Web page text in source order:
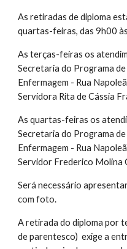
As retiradas de diploma
quartas-feiras, das 9h00
As terças-feiras os
Secretaria do Programa
Enfermagem - Rua
Servidora Rita de Cássia
As quartas-feiras os
Secretaria do Programa
Enfermagem - Rua
Servidor Frederico Molina
Será necessário
com foto.
A retirada do diploma por
de parentesco) exige a